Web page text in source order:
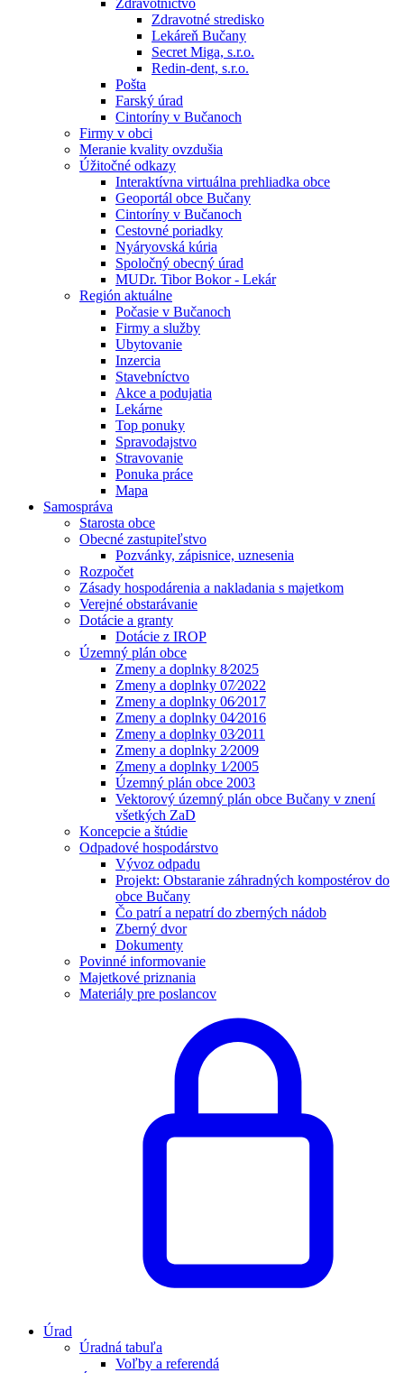
Zdravotníctvo
Zdravotné stredisko
Lekáreň Bučany
Secret Miga, s.r.o.
Redin-dent, s.r.o.
Pošta
Farský úrad
Cintoríny v Bučanoch
Firmy v obci
Meranie kvality ovzdušia
Úžitočné odkazy
Interaktívna virtuálna prehliadka obce
Geoportál obce Bučany
Cintoríny v Bučanoch
Cestovné poriadky
Nyáryovská kúria
Spoločný obecný úrad
MUDr. Tibor Bokor - Lekár
Región aktuálne
Počasie v Bučanoch
Firmy a služby
Ubytovanie
Inzercia
Stavebníctvo
Akce a podujatia
Lekárne
Top ponuky
Spravodajstvo
Stravovanie
Ponuka práce
Mapa
Samospráva
Starosta obce
Obecné zastupiteľstvo
Pozvánky, zápisnice, uznesenia
Rozpočet
Zásady hospodárenia a nakladania s majetkom
Verejné obstarávanie
Dotácie a granty
Dotácie z IROP
Územný plán obce
Zmeny a doplnky 8⁄2025
Zmeny a doplnky 07⁄2022
Zmeny a doplnky 06⁄2017
Zmeny a doplnky 04⁄2016
Zmeny a doplnky 03⁄2011
Zmeny a doplnky 2⁄2009
Zmeny a doplnky 1⁄2005
Územný plán obce 2003
Vektorový územný plán obce Bučany v znení
všetkých ZaD
Koncepcie a štúdie
Odpadové hospodárstvo
Vývoz odpadu
Projekt: Obstaranie záhradných kompostérov do
obce Bučany
Čo patrí a nepatrí do zberných nádob
Zberný dvor
Dokumenty
Povinné informovanie
Majetkové priznania
Materiály pre poslancov
Úrad
Úradná tabuľa
Voľby a referendá